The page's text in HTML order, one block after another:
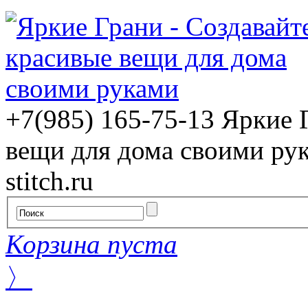
+7(985) 165-75-13 Яркие
вещи для дома своими
stitch.ru
Корзина пуста
〉